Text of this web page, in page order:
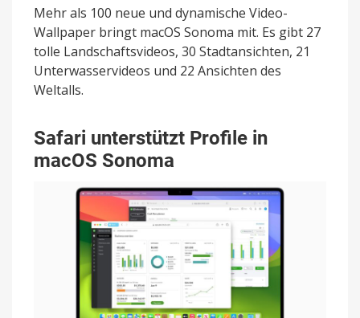
Mehr als 100 neue und dynamische Video-
Wallpaper bringt macOS Sonoma mit. Es gibt 27
tolle Landschaftsvideos, 30 Stadtansichten, 21
Unterwasservideos und 22 Ansichten des
Weltalls.
Safari unterstützt Profile in
macOS Sonoma